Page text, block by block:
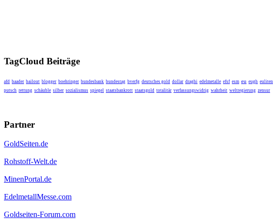
TagCloud Beiträge
afd baader bailout blogger boehringer bundesbank bundestag bverfg deutsches gold dollar draghi edelmetalle efsf esm eu eugh euliten
putsch rettung schäuble silber sozialismus spiegel staatsbankrott staatsgold totalitär verfassungswidrig wahrheit weltregierung zensur
Partner
GoldSeiten.de
Rohstoff-Welt.de
MinenPortal.de
EdelmetallMesse.com
Goldseiten-Forum.com